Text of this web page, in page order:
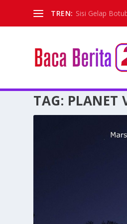
TREN: Sisi Gelap
TAG: PLANET